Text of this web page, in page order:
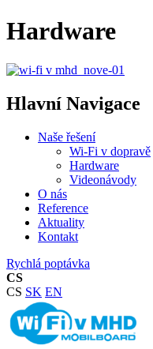
Hardware
Hlavní Navigace
Naše řešení
Wi-Fi v dopravě
Hardware
Videonávody
O nás
Reference
Aktuality
Kontakt
Rychlá poptávka
CS
CS SK EN